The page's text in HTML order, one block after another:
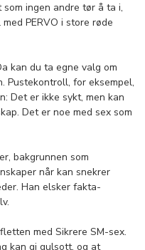
ingen andre tør å ta i,
PERVO i store røde
kan du ta egne valg om
Pustekontroll, for eksempel,
Det er ikke sykt, men kan
Det er noe med sex som
bakgrunnen som
når kan snekrer
Han elsker fakta-
med Sikrere SM-sex.
kan gi gulsott, og at